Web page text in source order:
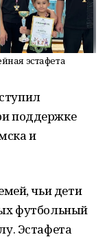
эстафета
поддержке
и
чьи дети
футбольный
Эстафета